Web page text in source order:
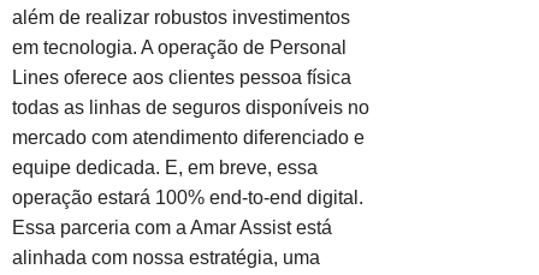
além de realizar robustos investimentos
em tecnologia. A operação de Personal
Lines oferece aos clientes pessoa física
todas as linhas de seguros disponíveis no
mercado com atendimento diferenciado e
equipe dedicada. E, em breve, essa
operação estará 100% end-to-end digital.
Essa parceria com a Amar Assist está
alinhada com nossa estratégia, uma